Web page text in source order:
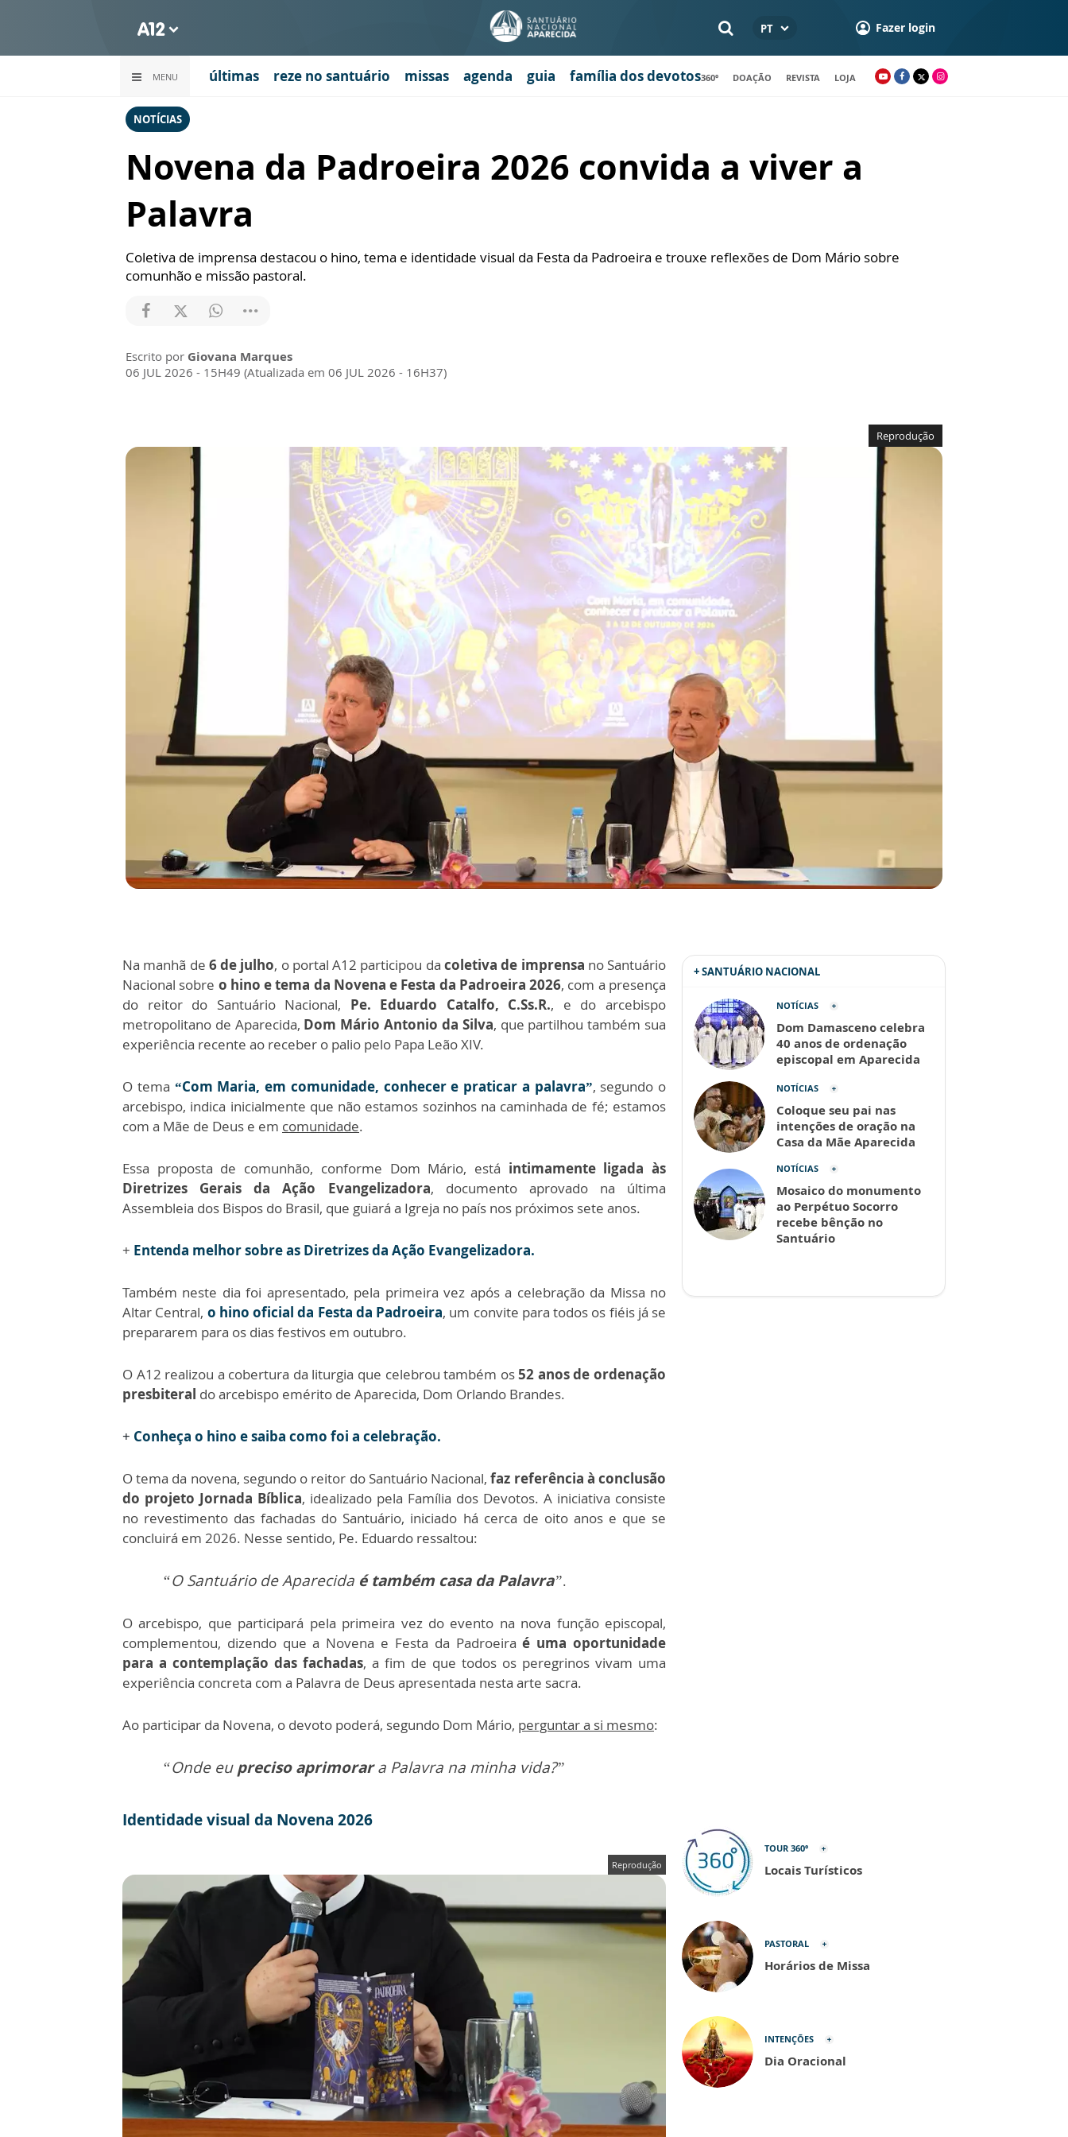
PT Fazer login
MENU últimas reze no santuário missas agenda guia família dos devotos360º DOAÇÃO REVISTA LOJA
NOTÍCIAS
Novena da Padroeira 2026 convida a viver a
Palavra
Coletiva de imprensa destacou o hino, tema e identidade visual da Festa da Padroeira e trouxe reflexões de Dom Mário sobre
comunhão e missão pastoral.
Escrito por Giovana Marques
06 JUL 2026 - 15H49 (Atualizada em 06 JUL 2026 - 16H37)
Reprodução
Na manhã de 6 de julho, o portal A12 participou da coletiva de imprensa no Santuário
Nacional sobre o hino e tema da Novena e Festa da Padroeira 2026, com a presença
do reitor do Santuário Nacional, Pe. Eduardo Catalfo, C.Ss.R., e do arcebispo
metropolitano de Aparecida, Dom Mário Antonio da Silva, que partilhou também sua
experiência recente ao receber o palio pelo Papa Leão XIV.
O tema “Com Maria, em comunidade, conhecer e praticar a palavra”, segundo o
arcebispo, indica inicialmente que não estamos sozinhos na caminhada de fé; estamos
com a Mãe de Deus e em comunidade.
Essa proposta de comunhão, conforme Dom Mário, está intimamente ligada às
Diretrizes Gerais da Ação Evangelizadora, documento aprovado na última
Assembleia dos Bispos do Brasil, que guiará a Igreja no país nos próximos sete anos.
+ Entenda melhor sobre as Diretrizes da Ação Evangelizadora.
Também neste dia foi apresentado, pela primeira vez após a celebração da Missa no
Altar Central, o hino oficial da Festa da Padroeira, um convite para todos os fiéis já se
prepararem para os dias festivos em outubro.
O A12 realizou a cobertura da liturgia que celebrou também os52 anos de ordenação
presbiteral do arcebispo emérito de Aparecida, Dom Orlando Brandes.
+ Conheça o hino e saiba como foi a celebração.
O tema da novena, segundo o reitor do Santuário Nacional, faz referência à conclusão
do projeto Jornada Bíblica, idealizado pela Família dos Devotos. A iniciativa consiste
no revestimento das fachadas do Santuário, iniciado há cerca de oito anos e que se
concluirá em 2026. Nesse sentido, Pe. Eduardo ressaltou:
“O Santuário de Aparecida é também casa da Palavra”.
O arcebispo, que participará pela primeira vez do evento na nova função episcopal,
complementou, dizendo que a Novena e Festa da Padroeiraé uma oportunidade
para a contemplação das fachadas, a fim de que todos os peregrinos vivam uma
experiência concreta com a Palavra de Deus apresentada nesta arte sacra.
Ao participar da Novena, o devoto poderá, segundo Dom Mário, perguntar a si mesmo:
“Onde eupreciso aprimorara Palavra na minha vida?”
Identidade visual da Novena 2026
Reprodução
+ SANTUÁRIO NACIONAL
NOTÍCIAS
Dom Damasceno celebra
40 anos de ordenação
episcopal em Aparecida
NOTÍCIAS
Coloque seu pai nas
intenções de oração na
Casa da Mãe Aparecida
NOTÍCIAS
Mosaico do monumento
ao Perpétuo Socorro
recebe bênção no
Santuário
TOUR 360º
Locais Turísticos
PASTORAL
Horários de Missa
INTENÇÕES
Dia Oracional